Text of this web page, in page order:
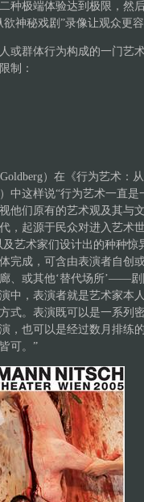
种极端体验达到极限，然
神秘戏剧”录像让观众更
或群体行为构成的一门艺
制：
）在《行为艺术：
）中这样说“行为艺术一直
他们原有的艺术观及其与
，起源于民众对进入艺术
艺术家们设计出的种种
完成，可含由表演者自创
、或其他‘替代场所’——
中，表演者就是艺术家本
式。表演既可以是一系列
，也可以是经过数月排练
可。”